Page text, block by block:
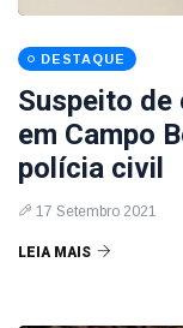
DESTAQUE
Suspeito
em Campo
polícia civil
17 Setembro 2021
LEIA MAIS